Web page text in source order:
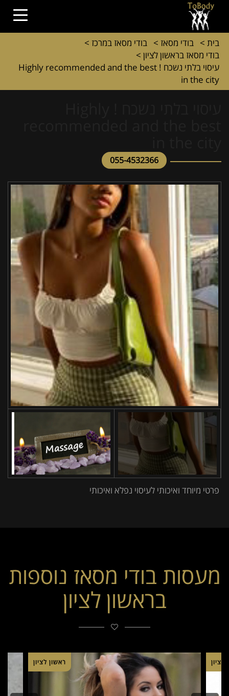
בית > בודי מסאז > בודי מסאז במרכז >
בודי מסאז בראשון לציון >
עיסוי בלתי נשכח ! Highly recommended and the best
in the city
055-4532366
פרטי מיוחד ואיכותי לעיסוי נפלא ואיכותי
מעסות בודי מסאז נוספות
בראשון לציון
לציון ראשון לציון